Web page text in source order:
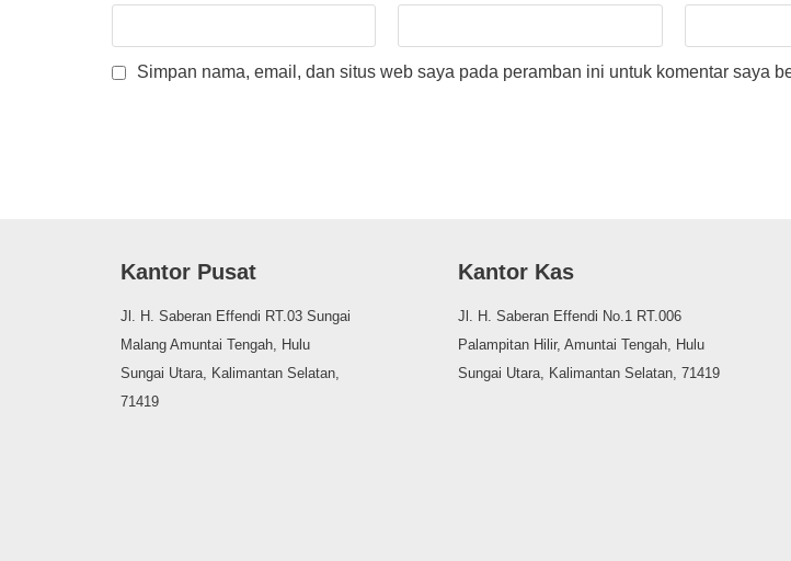
Simpan nama, email, dan situs web saya pada peramban ini untuk komentar saya
Kantor Pusat
Jl. H. Saberan Effendi RT.03 Sungai
Malang Amuntai Tengah, Hulu
Sungai Utara, Kalimantan Selatan,
71419
Kantor Kas
Jl. H. Saberan Effendi No.1 RT.006
Palampitan Hilir, Amuntai Tengah, Hulu
Sungai Utara, Kalimantan Selatan, 71419